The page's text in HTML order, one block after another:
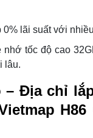
0% lãi suất với
nhớ tốc độ cao
lâu.
– Địa chỉ